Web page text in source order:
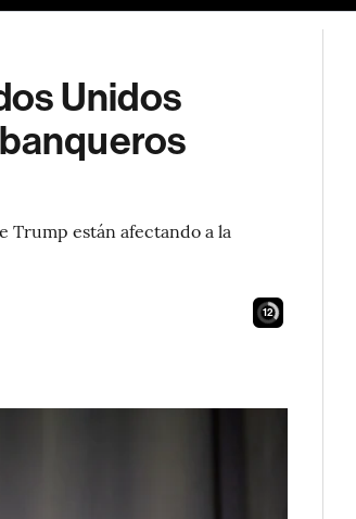
Unidos
Trump están afectando a la
11